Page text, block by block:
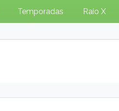
Temporadas Raio X